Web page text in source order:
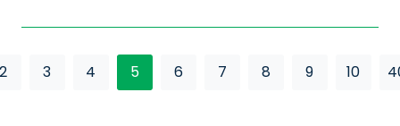
2 3 4 5 6 7 8 9 10